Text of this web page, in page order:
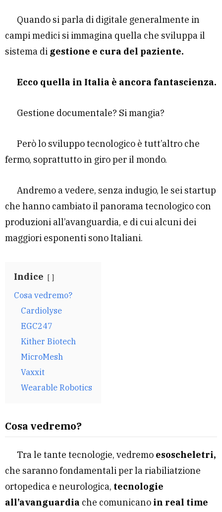
Quando si parla di digitale generalmente in
campi medici si immagina quella che sviluppa il
sistema di gestione e cura del paziente.
Ecco quella in Italia è ancora fantascienza.
Gestione documentale? Si mangia?
Però lo sviluppo tecnologico è tutt’altro che
fermo, soprattutto in giro per il mondo.
Andremo a vedere, senza indugio, le sei startup
che hanno cambiato il panorama tecnologico con
produzioni all’avanguardia, e di cui alcuni dei
maggiori esponenti sono Italiani.
Indice
Cosa vedremo?
Cardiolyse
EGC247
Kither Biotech
MicroMesh
Vaxxit
Wearable Robotics
Cosa vedremo?
Tra le tante tecnologie, vedremo esoscheletri,
che saranno fondamentali per la riabiliatzione
ortopedica e neurologica, tecnologie
all’avanguardia che comunicano in real time